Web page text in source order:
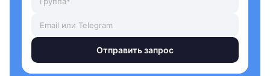
Отправить запрос